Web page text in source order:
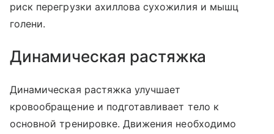
риск перегрузки ахиллова сухожилия и мышц
голени.
Динамическая растяжка
Динамическая растяжка улучшает
кровообращение и подготавливает тело к
основной тренировке. Движения необходимо